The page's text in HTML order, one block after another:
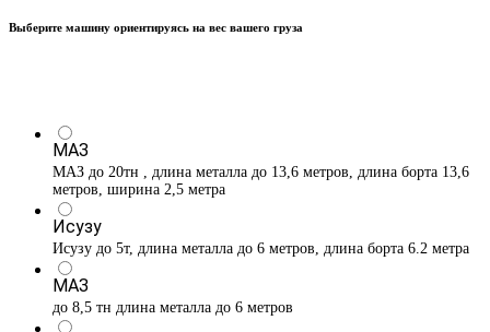
Выберите машину ориентируясь на вес вашего груза
МАЗ
МАЗ до 20тн , длина металла до 13,6 метров, длина борта 13,6
метров, ширина 2,5 метра
Исузу
Исузу до 5т, длина металла до 6 метров, длина борта 6.2 метра
МАЗ
до 8,5 тн длина металла до 6 метров